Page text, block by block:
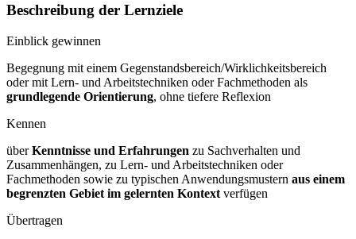
Beschreibung der Lernziele
Einblick gewinnen
Begegnung mit einem Gegenstandsbereich/Wirklichkeitsbereich
oder mit Lern- und Arbeitstechniken oder Fachmethoden als
grundlegende Orientierung, ohne tiefere Reflexion
Kennen
überKenntnisse und Erfahrungen zu Sachverhalten und
Zusammenhängen, zu Lern- und Arbeitstechniken oder
Fachmethoden sowie zu typischen Anwendungsmustern aus einem
begrenzten Gebiet im gelernten Kontext verfügen
Übertragen